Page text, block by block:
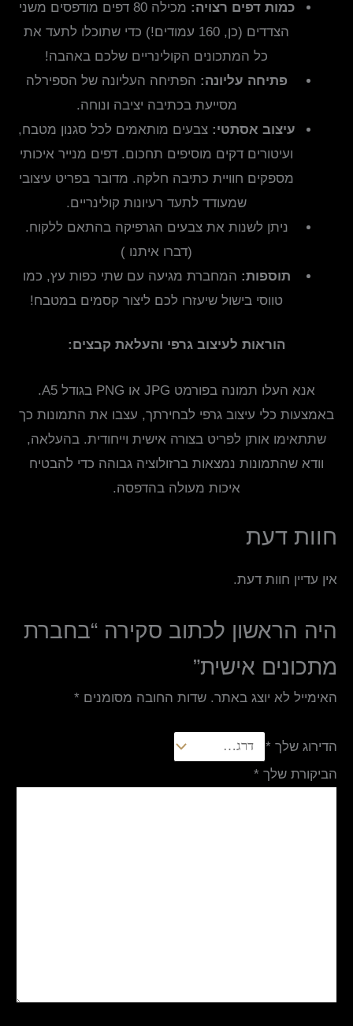
כמות דפים רצויה:
מכילה 80 דפים מודפסים משני
הצדדים (כן, 160 עמודים!) כדי שתוכלו לתעד את
כל המתכונים הקולינריים שלכם באהבה!
פתיחה עליונה: הפתיחה העליונה של הספירלה
מסייעת בכתיבה יציבה ונוחה.
עיצוב אסתטי: צבעים מותאמים לכל סגנון מטבח,
ועיטורים דקים מוסיפים תחכום. דפים מנייר איכותי
מספקים חוויית כתיבה חלקה. מדובר בפריט עיצובי
שמעודד לתעד רעיונות קולינריים.
ניתן לשנות את צבעים הגרפיקה בהתאם ללקוח.
(דברו איתנו )
תוספות: המחברת מגיעה עם שתי כפות עץ, כמו
טווסי בישול שיעזרו לכם ליצור קסמים במטבח!
הוראות לעיצוב גרפי והעלאת קבצים:
אנא העלו תמונה בפורמט JPG או PNG בגודל A5.
באמצעות כלי עיצוב גרפי לבחירתך, עצבו את התמונות כך
שתתאימו אותן לפריט בצורה אישית וייחודית. בהעלאה,
וודא שהתמונות נמצאות ברזולוציה גבוהה כדי להבטיח
איכות מעולה בהדפסה.
חוות דעת
אין עדיין חוות דעת.
היה הראשון לכתוב סקירה “בחברת
מתכונים אישית”
האימייל לא יוצג באתר. שדות החובה מסומנים *
הדירוג שלך *
הביקורת שלך *